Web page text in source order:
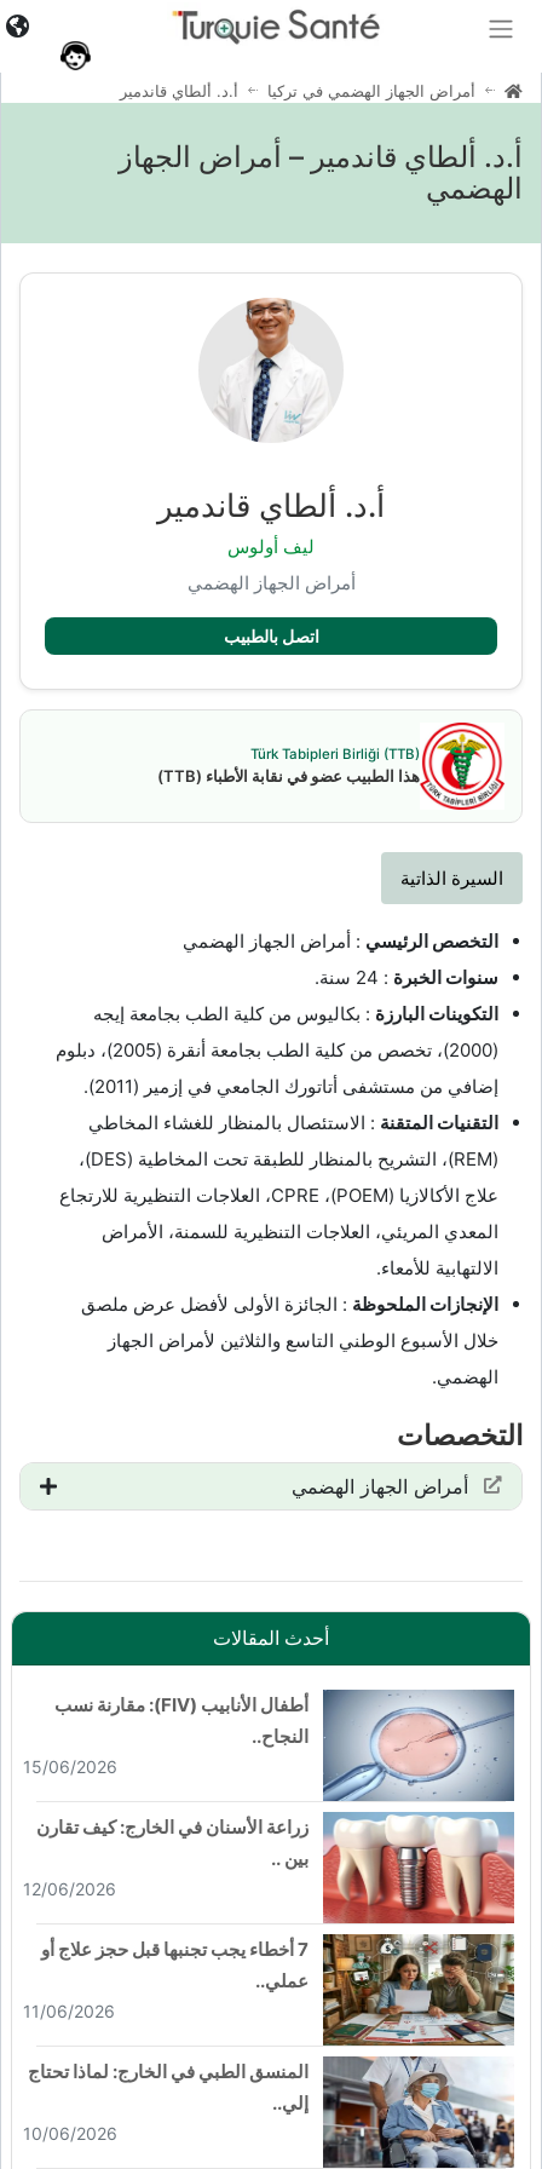
أمراض الجهاز الهضمي في تركيا أ.د. ألطاي قاندمير
أ.د. ألطاي قاندمير – أمراض الجهاز
الهضمي
أ.د. ألطاي قاندمير
ليف أولوس
أمراض الجهاز الهضمي
اتصل بالطبيب
Türk Tabipleri Birliği (TTB)
هذا الطبيب عضو في نقابة الأطباء (TTB)
السيرة الذاتية
التخصص الرئيسي : أمراض الجهاز الهضمي
سنوات الخبرة : 24 سنة.
التكوينات البارزة : بكاليوس من كلية الطب بجامعة إيجه
(2000)، تخصص من كلية الطب بجامعة أنقرة (2005)، دبلوم
إضافي من مستشفى أتاتورك الجامعي في إزمير (2011).
التقنيات المتقنة : الاستئصال بالمنظار للغشاء المخاطي
(REM)، التشريح بالمنظار للطبقة تحت المخاطية (DES)،
علاج الأكالازيا (POEM)، CPRE، العلاجات التنظيرية للارتجاع
المعدي المريئي، العلاجات التنظيرية للسمنة، الأمراض
الالتهابية للأمعاء.
الإنجازات الملحوظة : الجائزة الأولى لأفضل عرض ملصق
خلال الأسبوع الوطني التاسع والثلاثين لأمراض الجهاز
الهضمي.
التخصصات
أمراض الجهاز الهضمي
أحدث المقالات
أطفال الأنابيب (FIV): مقارنة نسب
النجاح..
15/06/2026
زراعة الأسنان في الخارج: كيف تقارن
بين ..
12/06/2026
7 أخطاء يجب تجنبها قبل حجز علاج أو
عملي..
11/06/2026
المنسق الطبي في الخارج: لماذا تحتاج
إلي..
10/06/2026